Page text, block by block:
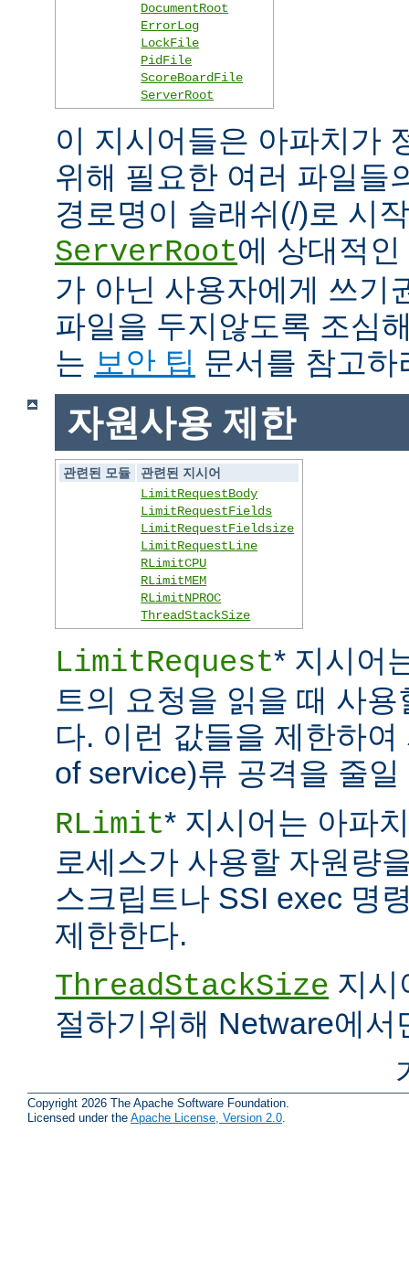
DocumentRoot
ErrorLog
LockFile
PidFile
ScoreBoardFile
ServerRoot
이 지시어들은 아파치가
위해 필요한 여러 파일들
경로명이 슬래쉬(/)로 시
ServerRoot에 상대적
가 아닌 사용자에게 쓰기
파일을 두지않도록 조심
는 보안 팁 문서를 참고하
자원사용 제한
관련된 모듈
관련된 지시어
LimitRequestBody
LimitRequestFields
LimitRequestFieldsize
LimitRequestLine
RLimitCPU
RLimitMEM
RLimitNPROC
ThreadStackSize
LimitRequest* 지시어
트의 요청을 읽을 때 사
다. 이런 값들을 제한하
of service)류 공격을 줄일
RLimit* 지시어는 아파
로세스가 사용할 자원량
스크립트나 SSI exec 명
제한한다.
ThreadStackSize 지시
절하기위해 Netware에서
Copyright 2026 The Apache Software Foundation.
Licensed under the Apache License, Version 2.0